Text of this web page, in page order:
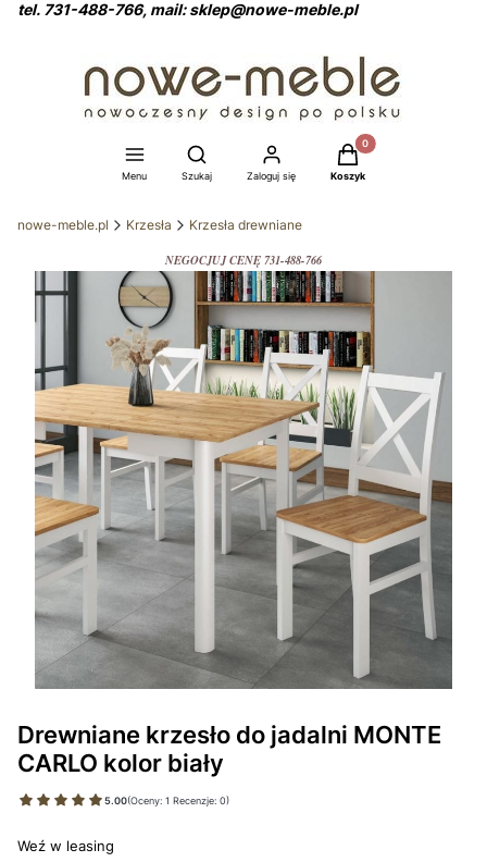
tel. 731-488-766, mail: sklep@nowe-meble.pl
Menu
Otwórz wyszukiwarkę
Szukaj Zaloguj się
Produkty w koszyku:
Koszyk
nowe-meble.pl Krzesła Krzesła drewniane
NEGOCJUJ CENĘ 731-488-766
Drewniane krzesło do jadalni MONTE
CARLO kolor biały
5.00(Oceny: 1 Recenzje: 0)
Weź w leasing